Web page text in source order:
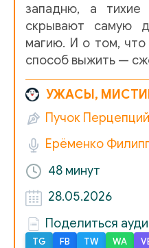
западню, а тихие
скрывают самую
магию. И о том, что
способ выжить —
УЖАСЫ,
Пучок Перцепций
Ерёменко
48 минут
28.05.2026
Поделиться
TG FB TW WA